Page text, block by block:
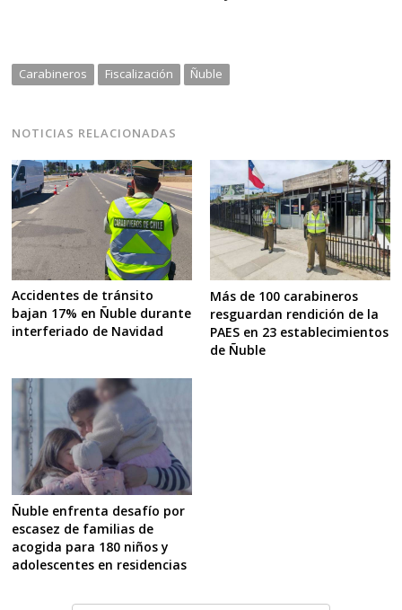
Carabineros Fiscalización Ñuble
NOTICIAS RELACIONADAS
Accidentes de tránsito
bajan 17% en Ñuble durante
interferiado de Navidad
Más de 100 carabineros
resguardan rendición de la
PAES en 23 establecimientos
de Ñuble
Ñuble enfrenta desafío por
escasez de familias de
acogida para 180 niños y
adolescentes en residencias